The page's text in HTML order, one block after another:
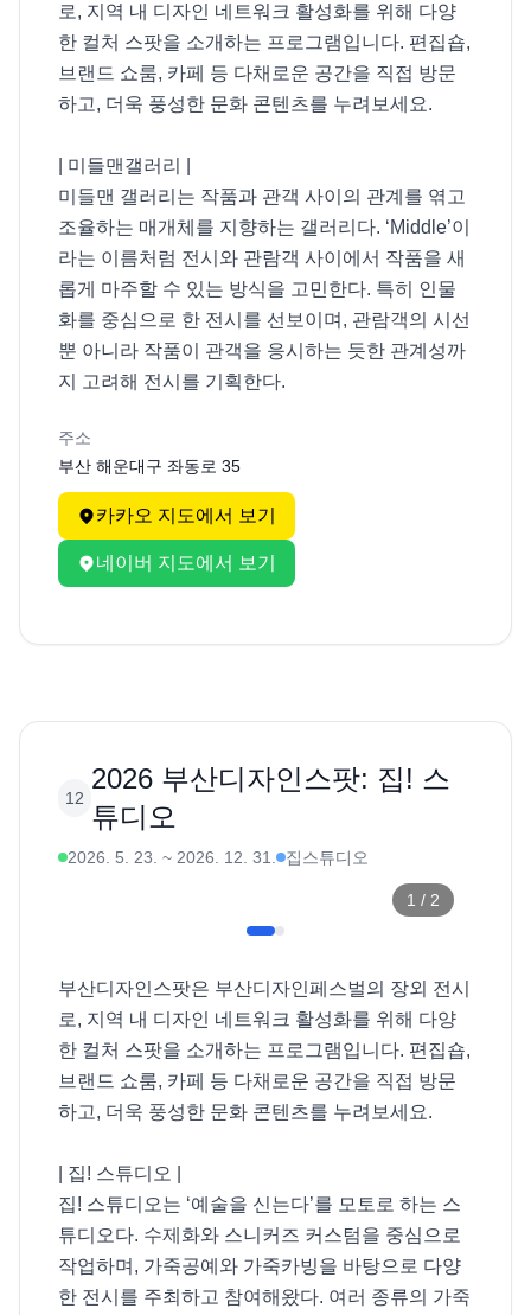
로, 지역 내 디자인 네트워크 활성화를 위해 다양
한 컬처 스팟을 소개하는 프로그램입니다. 편집숍,
브랜드 쇼룸, 카페 등 다채로운 공간을 직접 방문
하고, 더욱 풍성한 문화 콘텐츠를 누려보세요.
| 미들맨갤러리 |
미들맨 갤러리는 작품과 관객 사이의 관계를 엮고
조율하는 매개체를 지향하는 갤러리다. ‘Middle’이
라는 이름처럼 전시와 관람객 사이에서 작품을 새
롭게 마주할 수 있는 방식을 고민한다. 특히 인물
화를 중심으로 한 전시를 선보이며, 관람객의 시선
뿐 아니라 작품이 관객을 응시하는 듯한 관계성까
지 고려해 전시를 기획한다.
주소
부산 해운대구 좌동로 35
카카오 지도에서 보기
네이버 지도에서 보기
12
2026 부산디자인스팟: 집! 스
튜디오
2026. 5. 23. ~ 2026. 12. 31. 집스튜디오
1 / 2
부산디자인스팟은 부산디자인페스벌의 장외 전시
로, 지역 내 디자인 네트워크 활성화를 위해 다양
한 컬처 스팟을 소개하는 프로그램입니다. 편집숍,
브랜드 쇼룸, 카페 등 다채로운 공간을 직접 방문
하고, 더욱 풍성한 문화 콘텐츠를 누려보세요.
| 집! 스튜디오 |
집! 스튜디오는 ‘예술을 신는다’를 모토로 하는 스
튜디오다. 수제화와 스니커즈 커스텀을 중심으로
작업하며, 가죽공예와 가죽카빙을 바탕으로 다양
한 전시를 주최하고 참여해왔다. 여러 종류의 가죽